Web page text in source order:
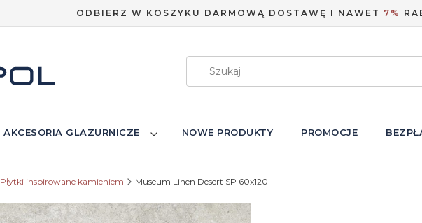
ODBIERZ W KOSZYKU DARMOWĄ DOSTAWĘ I NAWET 7%
AKCESORIA GLAZURNICZE NOWE PRODUKTY PROMOCJE
Płytki inspirowane kamieniem Museum Linen Desert SP 60x120